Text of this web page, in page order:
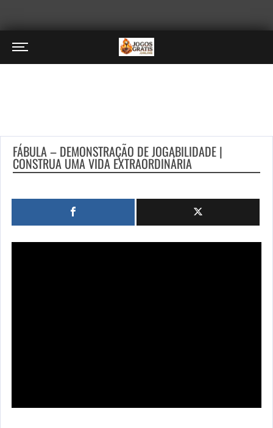
FÁBULA – DEMONSTRAÇÃO DE JOGABILIDADE |
CONSTRUA UMA VIDA EXTRAORDINÁRIA